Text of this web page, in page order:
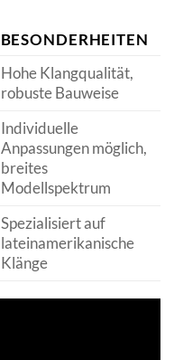
BESONDERHEITEN
Hohe Klangqualität,
robuste Bauweise
Individuelle
Anpassungen möglich,
breites
Modellspektrum
Spezialisiert auf
lateinamerikanische
Klänge